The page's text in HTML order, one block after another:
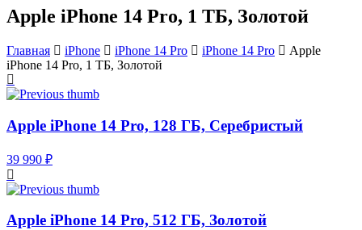
Apple iPhone 14 Pro, 1 ТБ, Золотой
Главная iPhone iPhone 14 Pro iPhone 14 Pro
Apple
iPhone 14 Pro, 1 ТБ, Золотой
Apple iPhone 14 Pro, 128 ГБ, Серебристый
39 990 ₽
Apple iPhone 14 Pro, 512 ГБ, Золотой